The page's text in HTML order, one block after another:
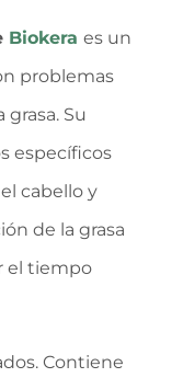
Biokera es un
problemas
Su
específicos
cabello y
de la grasa
el tiempo
Contiene